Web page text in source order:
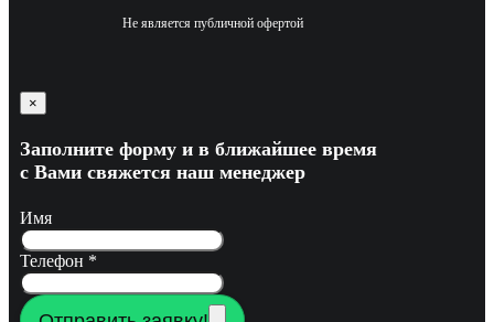
Не является публичной офертой
×
Заполните форму и в ближайшее время
с Вами свяжется наш менеджер
Имя
Телефон *